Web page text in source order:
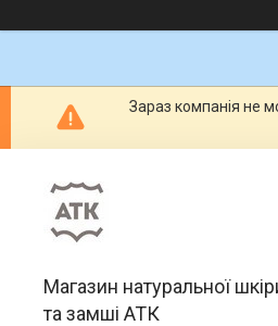
Зараз компанія не
Магазин натуральної
та замші АТК